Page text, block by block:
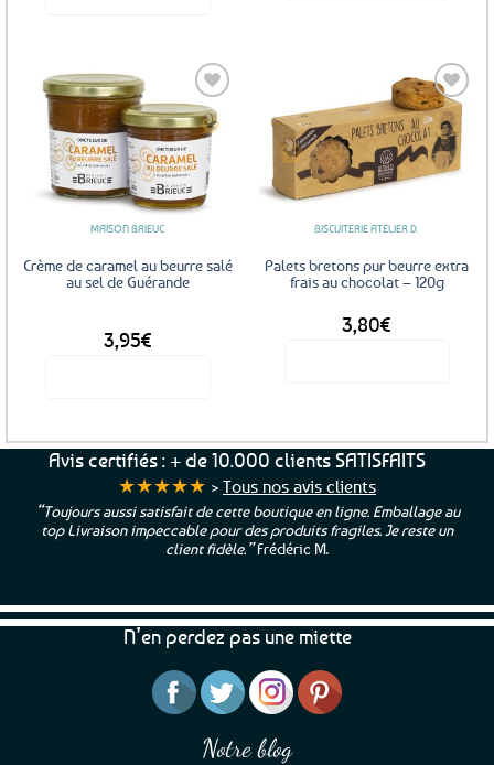
plusieurs
variations.
options
peuvent
sur
Ajouter
aux
favoris
MAISON BRIEUC
Crème de caramel au beurre salé
au sel de Guérande
3,95€
variations.
choisies
Ajouter
aux
favoris
BISCUITERIE ATELIER D.
Palets bretons pur beurre extra
frais au chocolat – 120g
3,80€
Avis certifiés : + de 10.000 clients SATISFAITS
★★★★★ > Tous nos avis clients
“Toujours aussi satisfait de cette boutique en ligne. Emballage au
top Livraison impeccable pour des produits fragiles. Je reste un
client fidèle.”Frédéric M.
N’en perdez pas une miette
Notre blog